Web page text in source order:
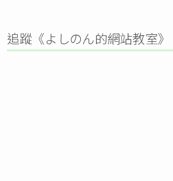
追蹤《よしのん的網站教室》